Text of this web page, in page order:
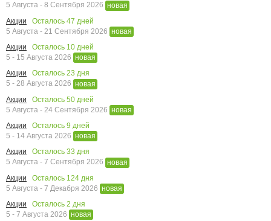
5 Августа - 8 Сентября 2026 новая
Акции
Осталось 47 дней
5 Августа - 21 Сентября 2026 новая
Акции
Осталось 10 дней
5 - 15 Августа 2026 новая
Акции
Осталось 23 дня
5 - 28 Августа 2026 новая
Акции
Осталось 50 дней
5 Августа - 24 Сентября 2026 новая
Акции
Осталось 9 дней
5 - 14 Августа 2026 новая
Акции
Осталось 33 дня
5 Августа - 7 Сентября 2026 новая
Акции
Осталось 124 дня
5 Августа - 7 Декабря 2026 новая
Акции
Осталось 2 дня
5 - 7 Августа 2026 новая